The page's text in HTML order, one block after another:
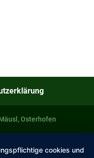
Osterhofen
cookies und